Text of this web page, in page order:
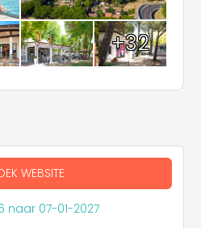
+32
WEBSITE
naar 07-01-2027